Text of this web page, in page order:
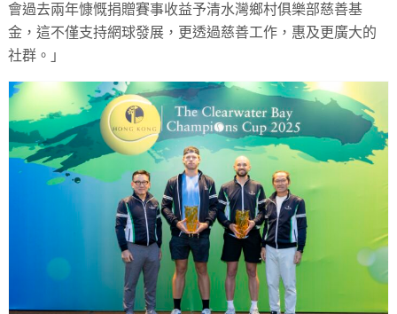
會過去兩年慷慨捐贈賽事收益予清水灣鄉村俱樂部慈善基
金，這不僅支持網球發展，更透過慈善工作，惠及更廣大的
社群。」